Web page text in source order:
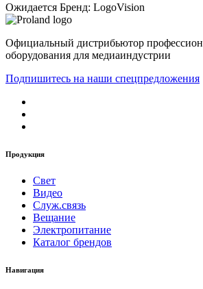
Ожидается Бренд: LogoVision
Официальный дистрибьютор
оборудования для медиаиндустрии
Подпишитесь на наши спецпредложения
Продукция
Свет
Видео
Служ.связь
Вещание
Электропитание
Каталог брендов
Навигация